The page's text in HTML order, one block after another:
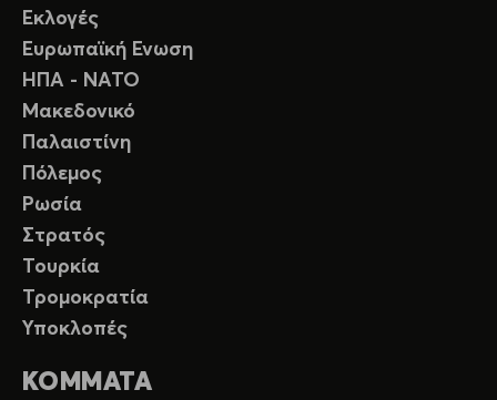
Εκλογές
Ευρωπαϊκή Ενωση
ΗΠΑ - ΝΑΤΟ
Μακεδονικό
Παλαιστίνη
Πόλεμος
Ρωσία
Στρατός
Τουρκία
Τρομοκρατία
Υποκλοπές
ΚΟΜΜΑΤΑ